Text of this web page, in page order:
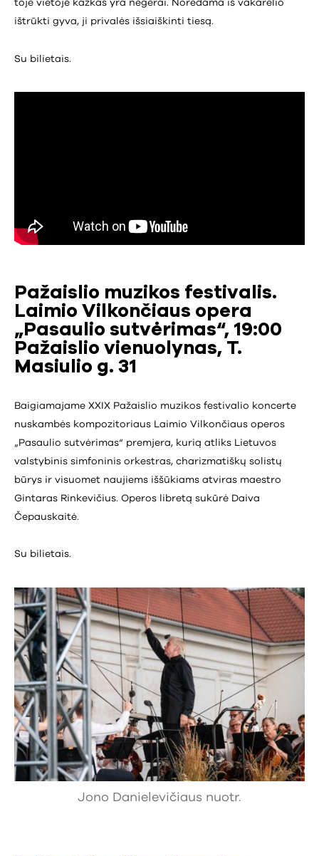
toje vietoje kažkas yra negerai. Norėdama iš vakarėlio
ištrūkti gyva, ji privalės išsiaiškinti tiesą.
Su bilietais.
Pažaislio muzikos festivalis.
Laimio Vilkončiaus opera
„Pasaulio sutvėrimas“, 19:00
Pažaislio vienuolynas, T.
Masiulio g. 31
Baigiamajame XXIX Pažaislio muzikos festivalio koncerte
nuskambės kompozitoriaus Laimio Vilkončiaus operos
„Pasaulio sutvėrimas“ premjera, kurią atliks Lietuvos
valstybinis simfoninis orkestras, charizmatiškų solistų
būrys ir visuomet naujiems iššūkiams atviras maestro
Gintaras Rinkevičius. Operos libretą sukūrė Daiva
Čepauskaitė.
Su bilietais.
Jono Danielevičiaus nuotr.